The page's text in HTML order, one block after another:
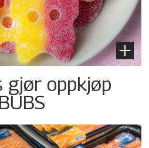
gjør oppkjøp